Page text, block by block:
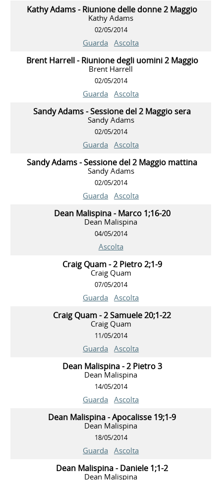
Kathy Adams - Riunione delle donne 2 Maggio
Kathy Adams
02/05/2014
Guarda Ascolta
Brent Harrell - Riunione degli uomini 2 Maggio
Brent Harrell
02/05/2014
Guarda Ascolta
Sandy Adams - Sessione del 2 Maggio sera
Sandy Adams
02/05/2014
Guarda Ascolta
Sandy Adams - Sessione del 2 Maggio mattina
Sandy Adams
02/05/2014
Guarda Ascolta
Dean Malispina - Marco 1;16-20
Dean Malispina
04/05/2014
Ascolta
Craig Quam - 2 Pietro 2;1-9
Craig Quam
07/05/2014
Guarda Ascolta
Craig Quam - 2 Samuele 20;1-22
Craig Quam
11/05/2014
Guarda Ascolta
Dean Malispina - 2 Pietro 3
Dean Malispina
14/05/2014
Guarda Ascolta
Dean Malispina - Apocalisse 19;1-9
Dean Malispina
18/05/2014
Guarda Ascolta
Dean Malispina - Daniele 1;1-2
Dean Malispina